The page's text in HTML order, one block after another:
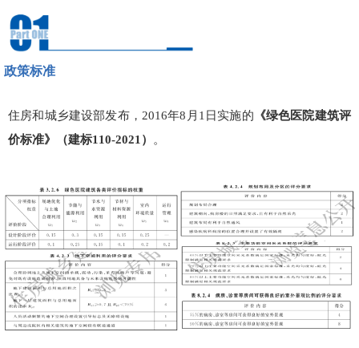
政策标准
住房和城乡建设部发布，2016年8月1日实施的 《绿色医院建筑评
价标准》（建标110-2021） 。